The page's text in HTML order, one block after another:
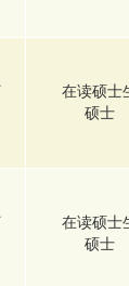
在读硕士
硕士
在读硕士
硕士